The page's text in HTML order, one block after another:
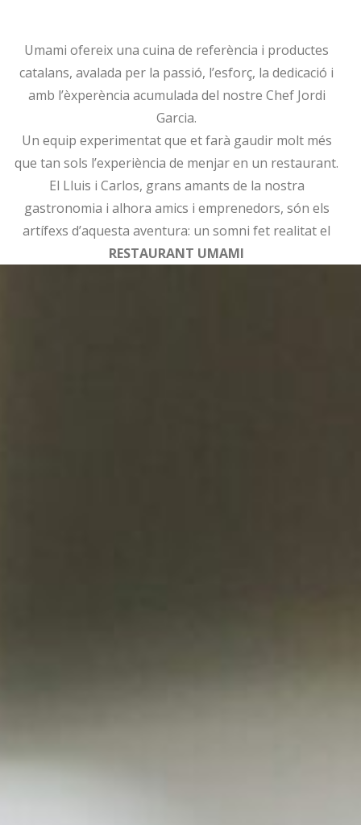
Umami ofereix una cuina de referència i productes
catalans, avalada per la passió, l’esforç, la dedicació i
amb l’èxperència acumulada del nostre Chef Jordi
Garcia.
Un equip experimentat que et farà gaudir molt més
que tan sols l’experiència de menjar en un restaurant.
El Lluis i Carlos, grans amants de la nostra
gastronomia i alhora amics i emprenedors, són els
artífexs d’aquesta aventura: un somni fet realitat el
RESTAURANT UMAMI